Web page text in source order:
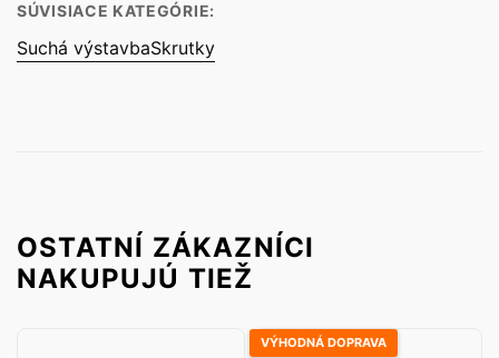
SÚVISIACE KATEGÓRIE:
Suchá výstavbaSkrutky
OSTATNÍ ZÁKAZNÍCI
NAKUPUJÚ TIEŽ
VÝHODNÁ DOPRAVA